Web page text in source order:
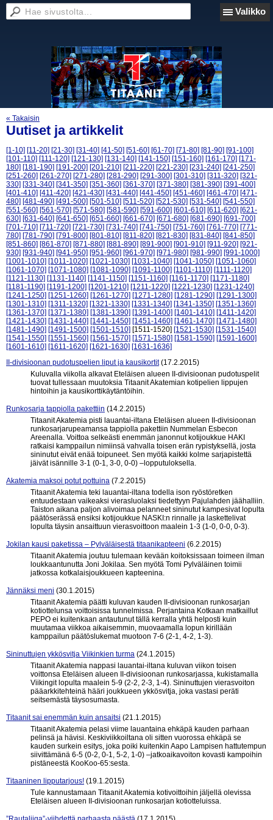
Valikko
« Takaisin
Uutiset ja artikkelit
[1-10] [11-20] [21-30] [31-40] [41-50] [51-60] [61-70] [71-80] [81-90] [91-100]
[101-110] [111-120] [121-130] [131-140] [141-150] [151-160] [161-170] [171-
180] [181-190] [191-200] [201-210] [211-220] [221-230] [231-240] [241-250]
[251-260] [261-270] [271-280] [281-290] [291-300] [301-310] [311-320] [321-
330] [331-340] [341-350] [351-360] [361-370] [371-380] [381-390] [391-400]
[401-410] [411-420] [421-430] [431-440] [441-450] [451-460] [461-470] [471-
480] [481-490] [491-500] [501-510] [511-520] [521-530] [531-540] [541-550]
[551-560] [561-570] [571-580] [581-590] [591-600] [601-610] [611-620] [621-
630] [631-640] [641-650] [651-660] [661-670] [671-680] [681-690] [691-700]
[701-710] [711-720] [721-730] [731-740] [741-750] [751-760] [761-770] [771-
780] [781-790] [791-800] [801-810] [811-820] [821-830] [831-840] [841-850]
[851-860] [861-870] [871-880] [881-890] [891-900] [901-910] [911-920] [921-
930] [931-940] [941-950] [951-960] [961-970] [971-980] [981-990] [991-1000]
[1001-1010] [1011-1020] [1021-1030] [1031-1040] [1041-1050] [1051-1060]
[1061-1070] [1071-1080] [1081-1090] [1091-1100] [1101-1110] [1111-1120]
[1121-1130] [1131-1140] [1141-1150] [1151-1160] [1161-1170] [1171-1180]
[1181-1190] [1191-1200] [1201-1210] [1211-1220] [1221-1230] [1231-1240]
[1241-1250] [1251-1260] [1261-1270] [1271-1280] [1281-1290] [1291-1300]
[1301-1310] [1311-1320] [1321-1330] [1331-1340] [1341-1350] [1351-1360]
[1361-1370] [1371-1380] [1381-1390] [1391-1400] [1401-1410] [1411-1420]
[1421-1430] [1431-1440] [1441-1450] [1451-1460] [1461-1470] [1471-1480]
[1481-1490] [1491-1500] [1501-1510] [1511-1520] [1521-1530] [1531-1540]
[1541-1550] [1551-1560] [1561-1570] [1571-1580] [1581-1590] [1591-1600]
[1601-1610] [1611-1620] [1621-1630] [1631-1636]
II-divisioonan pudotuspelien liput ja kausikortit (17.2.2015)
Kuluvalla viikolla alkavat Eteläisen alueen II-divisioonan pudotuspelit
tuovat tullessaan muutoksia Titaanit Akatemian kotipelien lippujen
hintoihin ja kausikorttikäytäntöihin.
Runkosarja tappiolla pakettiin (14.2.2015)
Titaanit Akatemia pisti lauantai-iltana Eteläisen alueen II-divisioonan
runkosarjarupeamansa tappiolla pakettiin Nummelan Esbecon
Areenalla. Voittoa selkeästi enemmän janonnut kotijoukkue HAKI
ratkaisi kamppailun nimiinsä vahvalla toisen erän rypistyksellä, josta
sininutut eivät enää toipuneet. Sen myötä kaikki kolme sarjapistettä
jäivät isännille 3-1 (0-1, 3-0, 0-0) –lopputuloksella.
Akatemia maksoi potut pottuina (7.2.2015)
Titaanit Akatemia teki lauantai-iltana todella ison ryöstöretken
entuudestaan vaikeaksi vierasluolaksi tiedettyyn Pajulahden jäähalliin.
Taiston aikana paljon alivoimaa pelanneet sininutut kampesivat lopulta
päätöserässä ensiksi kotijoukkue NASKI:n rinnalle ja laskettelivat
lopulta täysin ansaittuun vierasvoittoon maalein 1-3 (1-0, 0-0, 0-3).
Jokilan kausi paketissa – Pylväläisestä titaanikapteeni (6.2.2015)
Titaanit Akatemia joutuu tulemaan kevään koitoksissaan toimeen ilman
loukkaantunutta Joni Jokilaa. Sen myötä Tomi Pylväläinen toimii
jatkossa kotkalaisjoukkueen kapteenina.
Jännäksi meni (30.1.2015)
Titaanit Akatemia päätti kuluvan kauden II-divisioonan runkosarjan
kotiottelunsa voittoisissa tunnelmissa. Perjantaina Kotkaan matkaillut
PEPO ei kuitenkaan antautunut tällä kerralla yhtä helposti kuin
muutamaa viikkoa aikaisemmin, muovaamalla lopun kirillään
kamppailun päätöslukemat muotoon 7-6 (2-1, 4-2, 1-3).
Sininuttujen ykkösvitja Viikinkien turma (24.1.2015)
Titaanit Akatemia nappasi lauantai-iltana kuluvan viikon toisen
voittonsa Eteläisen alueen II-divisioonan runkosarjassa, kukistamalla
Viikingit lopulta maalein 5-9 (2-2, 2-3, 1-4). Sininuttujen vierasvoiton
pääarkkitehteinä hääri joukkueen ykkösvitja, joka vastasi peräti
seitsemästä täysosumasta.
Titaanit sai enemmän kuin ansaitsi (21.1.2015)
Titaanit Akatemia pelasi viime lauantaina ehkäpä kauden parhaan
pelinsä ja hävisi. Keskiviikkoiltana oli sitten vuorossa ehkäpä se
kauden surkein esitys, joka poiki kuitenkin Aapo Lampisen hattutempun
siivittämänä 6-5 (0-2, 0-1, 5-2, 1-0) –jatkoaikavoiton kovasti kampoihin
pistäneestä KooKoo-65:sesta.
Titaaninen lipputarjous! (19.1.2015)
Tule kannustamaan Titaanit Akatemia kotivoittoihin jäljellä olevissa
Eteläisen alueen II-divisioonan runkosarjan kotiotteluissa.